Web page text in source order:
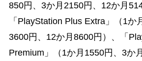
850円、3か月2150円、12か月
「PlayStation Plus Extra」（1か
3600円、12か月8600円）、「
Premium」（1か月1550円、3か